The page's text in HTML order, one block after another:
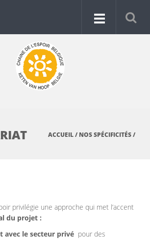
ACCUEIL/ NOS SPÉCIFICITÉS/
privilégie une approche qui met l’accent
du projet :
avec le secteur privé pour des